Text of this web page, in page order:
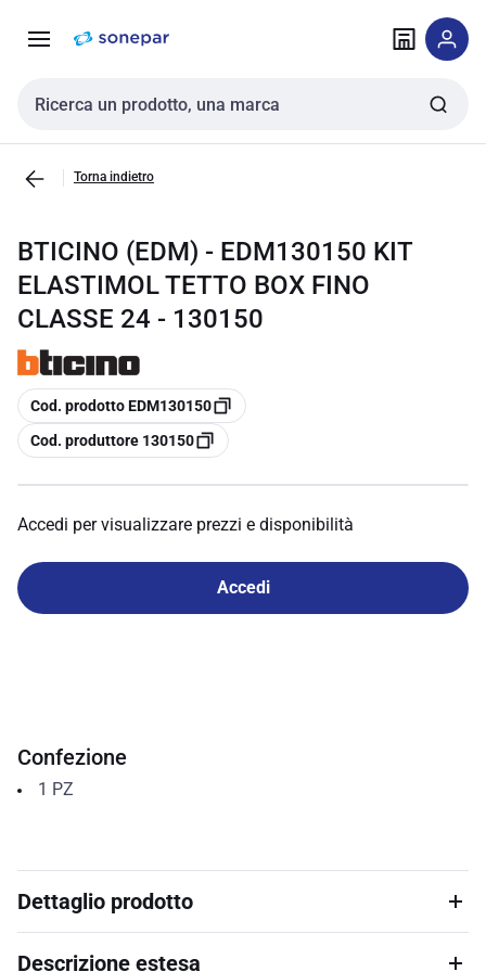
navigazione alla
Cerca input
Torna indietro
BTICINO (EDM) - EDM130150 KIT
ELASTIMOL TETTO BOX FINO
CLASSE 24 - 130150
copia
Cod. prodotto EDM130150
copia
Cod. produttore 130150
Accedi per visualizzare prezzi e disponibilità
Accedi
Confezione
1 PZ
Dettaglio prodotto
Descrizione estesa